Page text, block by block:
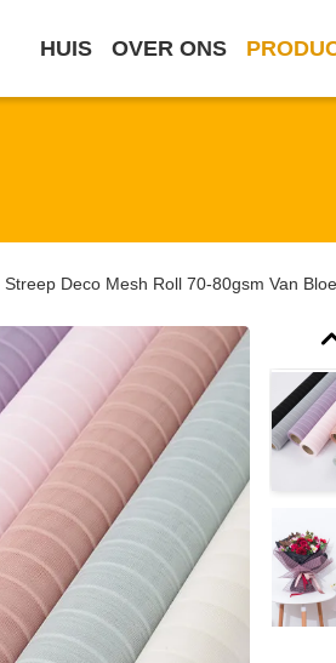
HUIS OVER ONS
Streep Deco Mesh Roll 70-80gsm Van